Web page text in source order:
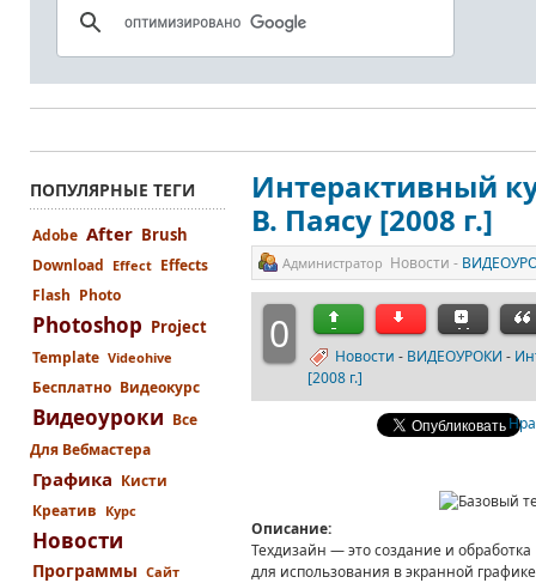
Интерактивный
В. Паясу [2008 г.]
Администратор Новости -
0 Новости - ВИДЕОУРОКИ -
[2008 г.]
Описание:
Техдизайн — это создание и
для использования в экранной
ПОПУЛЯРНЫЕ ТЕГИ
Adobe After Brush
Download Effect Effects
Flash Photo
Photoshop Project
Template Videohive
Бесплатно Видеокурс
Видеоуроки Все
Для Вебмастера
Графика Кисти
Креатив Курс
Новости
Программы Сайт